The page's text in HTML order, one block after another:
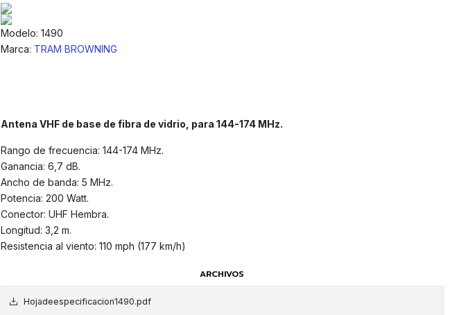
Modelo: 1490
Marca: TRAM BROWNING
Antena VHF de base de fibra de vidrio, para 144-174 MHz.
Rango de frecuencia: 144-174 MHz.
Ganancia: 6,7 dB.
Ancho de banda: 5 MHz.
Potencia: 200 Watt.
Conector: UHF Hembra.
Longitud: 3,2 m.
Resistencia al viento: 110 mph (177 km/h)
ARCHIVOS
Hojadeespecificacion1490.pdf